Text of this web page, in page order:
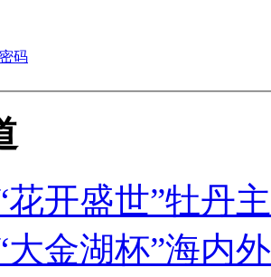
码
花开盛世”牡丹
大金湖杯”海内